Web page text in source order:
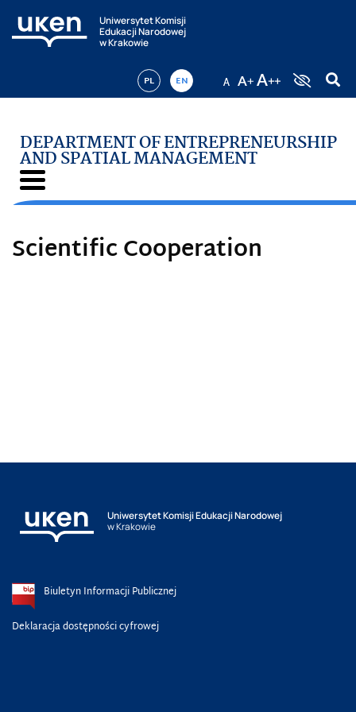
Uniwersytet Komisji
Edukacji Narodowej
w Krakowie
PL EN
DEPARTMENT OF ENTREPRENEURSHIP
AND SPATIAL MANAGEMENT
Scientific Cooperation
Uniwersytet Komisji Edukacji Narodowej
w Krakowie
Biuletyn Informacji Publicznej
Deklaracja dostępności cyfrowej